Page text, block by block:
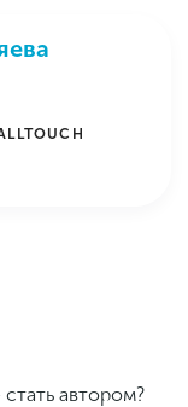
автором?